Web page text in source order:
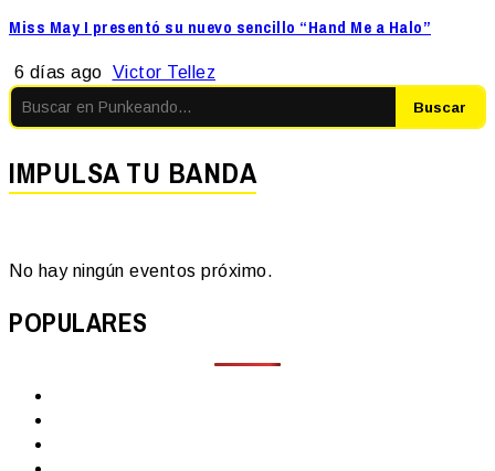
Miss May I presentó su nuevo sencillo “Hand Me a Halo”
6 días ago Victor Tellez
Buscar
IMPULSA TU BANDA
No hay ningún eventos próximo.
POPULARES